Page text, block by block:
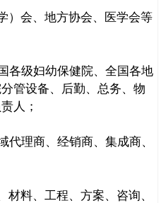
）会、地方协会、医学会等
各级妇幼保健院、全国各地
管设备、后勤、总务、物
人；
理商、经销商、集成商、
料、工程、方案、咨询、